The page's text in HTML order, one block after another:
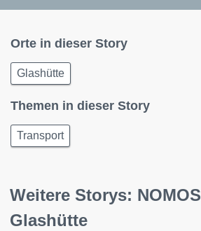
Orte in dieser Story
Glashütte
Themen in dieser Story
Transport
Weitere Storys: NOMOS
Glashütte